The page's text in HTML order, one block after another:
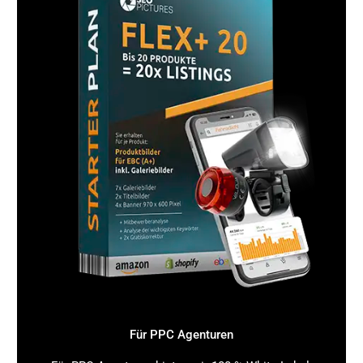
GEO – SEO mit KI erklärt: Geo SEO Beispiele,
die zeigen, wie es funktioniert
Praxisbeispiele machen deutlich, wie effektiv GEO SEO
mit KI sein kann:
Restaurant in München:Durch gezielte Geo SEO
Keywords wie „bayerische Küche München“ und KI-
optimierten Content stieg die Sichtbarkeit um 60 %
innerhalb von 3 Monaten.
Handwerksbetrieb in Köln:Mit KI SEO Analyse
wurden lokale Suchanfragen identifiziert und eine
Geo SEO Strategie entwickelt, die zu einem Anstieg
der Anfragen um 45 % führte.
Fitnessstudio in Hamburg:
KI-basierte Geo-
Targeting Maßnahmen verbesserten die lokale
Suchmaschinenrankings und erhöhten die
Für PPC Agenturen